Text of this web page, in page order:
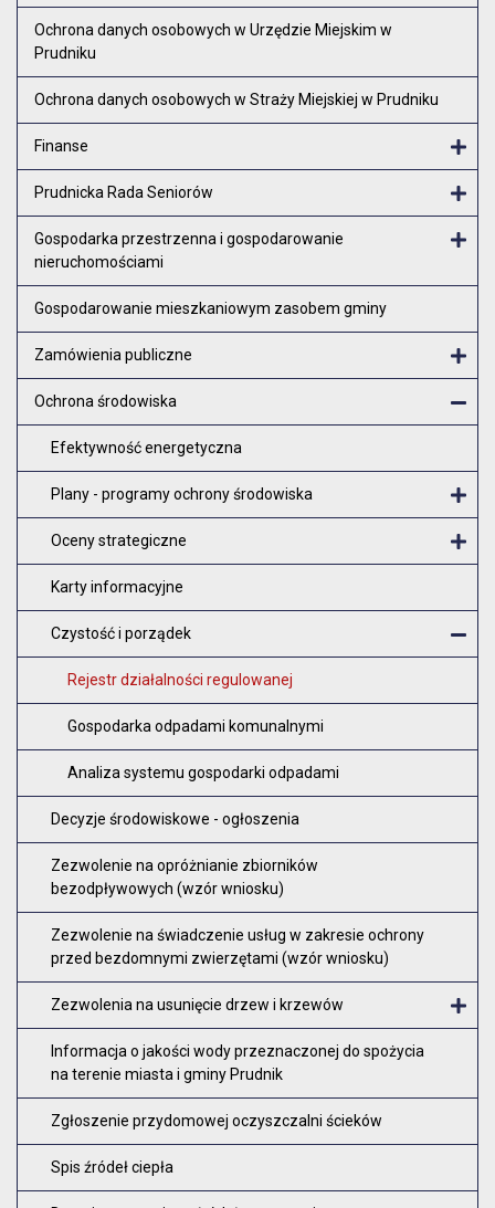
Ochrona danych osobowych w Urzędzie Miejskim w
Prudniku
Ochrona danych osobowych w Straży Miejskiej w Prudniku
Finanse
Prudnicka Rada Seniorów
Gospodarka przestrzenna i gospodarowanie
nieruchomościami
Gospodarowanie mieszkaniowym zasobem gminy
Zamówienia publiczne
Ochrona środowiska
Efektywność energetyczna
Plany - programy ochrony środowiska
Oceny strategiczne
Karty informacyjne
Czystość i porządek
Rejestr działalności regulowanej
Gospodarka odpadami komunalnymi
Analiza systemu gospodarki odpadami
Decyzje środowiskowe - ogłoszenia
Zezwolenie na opróżnianie zbiorników
bezodpływowych (wzór wniosku)
Zezwolenie na świadczenie usług w zakresie ochrony
przed bezdomnymi zwierzętami (wzór wniosku)
Zezwolenia na usunięcie drzew i krzewów
Informacja o jakości wody przeznaczonej do spożycia
na terenie miasta i gminy Prudnik
Zgłoszenie przydomowej oczyszczalni ścieków
Spis źródeł ciepła